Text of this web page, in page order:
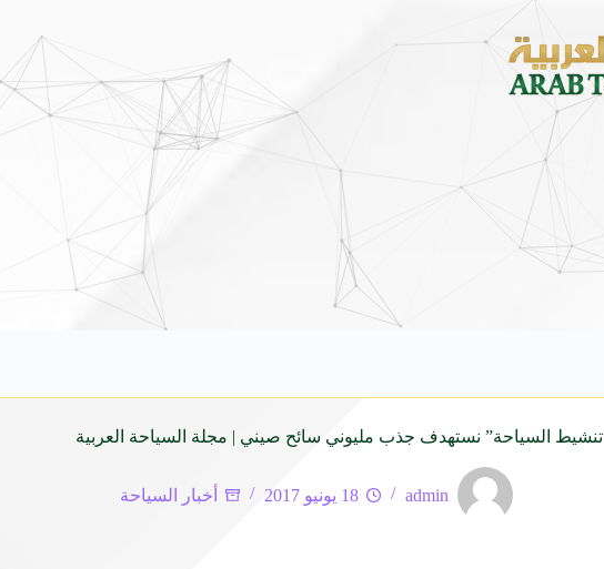
بين قرطاج ومدريد: صياغة جغرافية جديدة للاستثمار السياحي
تنشيط السياحة” نستهدف جذب مليوني سائح صيني | مجلة السياحة العربية
admin 18 يونيو 2017 أخبار السياحة